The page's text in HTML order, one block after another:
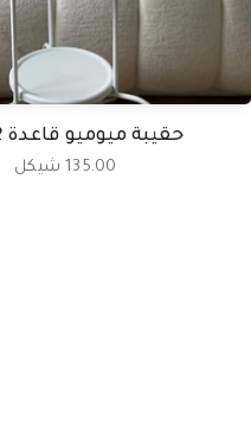
حقيبة ميوميو قاعدة 22سم
135.00 شيكل